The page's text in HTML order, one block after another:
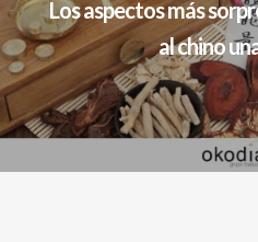
Los aspectos más
al chino